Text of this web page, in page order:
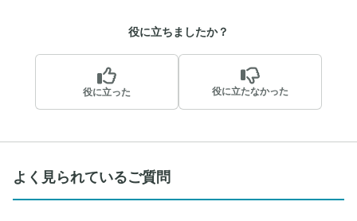
役に立ちましたか？
役に立った 役に立たなかった
よく見られているご質問